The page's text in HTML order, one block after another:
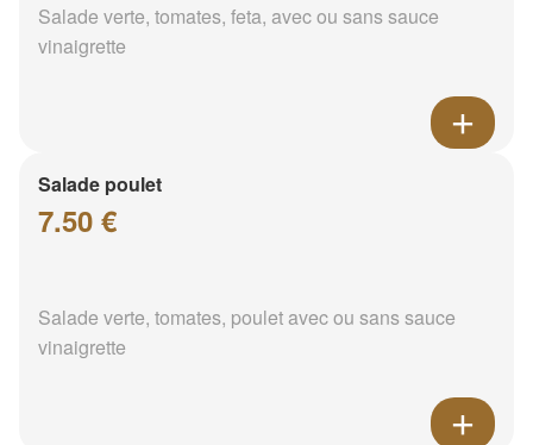
Salade verte, tomates, feta, avec ou sans sauce
vinaigrette
Salade poulet
7.50 €
Salade verte, tomates, poulet avec ou sans sauce
vinaigrette